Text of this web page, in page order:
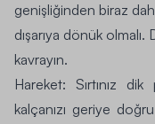
genişliğinden biraz
dışarıya dönük olmalı.
kavrayın.
Hareket: Sırtınız
kalçanızı geriye